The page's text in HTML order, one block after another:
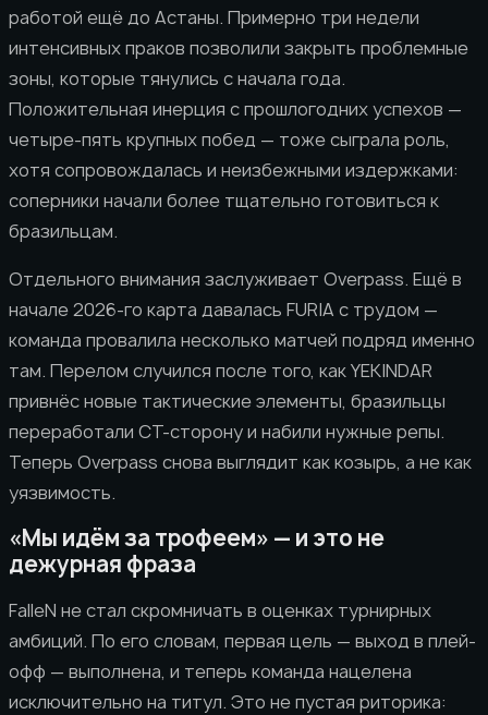
работой ещё до Астаны. Примерно три недели
интенсивных праков позволили закрыть проблемные
зоны, которые тянулись с начала года.
Положительная инерция с прошлогодних успехов —
четыре-пять крупных побед — тоже сыграла роль,
хотя сопровождалась и неизбежными издержками:
соперники начали более тщательно готовиться к
бразильцам.
Отдельного внимания заслуживает Overpass. Ещё в
начале 2026-го карта давалась FURIA с трудом —
команда провалила несколько матчей подряд именно
там. Перелом случился после того, как YEKINDAR
привнёс новые тактические элементы, бразильцы
переработали CT-сторону и набили нужные репы.
Теперь Overpass снова выглядит как козырь, а не как
уязвимость.
«Мы идём за трофеем» — и это не
дежурная фраза
FalleN не стал скромничать в оценках турнирных
амбиций. По его словам, первая цель — выход в плей-
офф — выполнена, и теперь команда нацелена
исключительно на титул. Это не пустая риторика: